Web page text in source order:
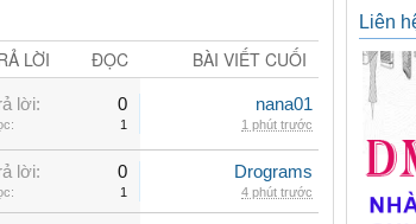
LỜI ĐỌC BÀI VIẾT CUỐI
lời: 0
1
nana01
1 phút trước
lời: 0
1
Drograms
4 phút trước
Liên